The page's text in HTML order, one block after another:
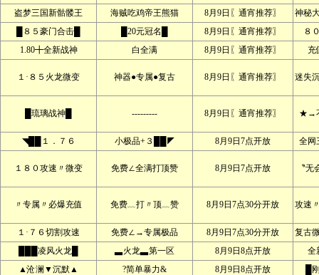
盗梦三国新骷髅王
海贼吃鸡帝王熊猫 8月9日〖通宵推荐〗
神秘
█８５豪门合击█
█20元冠名█ 8月9日〖通宵推荐〗
８
1.80╋全新战神
白全满 8月9日〖通宵推荐〗 充
１·８５火龙微变 神器●专属●复古 8月9日〖通宵推荐〗 迷失
█琉璃战神█ --------- 8月9日〖通宵推荐〗 ★→
◥██１．７６ 小极品+３██◤ 8月9日7点开放 全网
１８０攻速〃微变 免费∠全满打顶赞 8月9日7点开放 〝
〃专属〃必爆充值 免费﹏打〃顶﹏赞 8月9日7点30分开放 攻速
１·７６切割攻速 免费∠→专属极品 8月9日7点30分开放
复古
███凌风火龙█
▃火龙▃第一区 8月9日8点开放
全
▲沧澜▼沉默▲
?简单暴力& 8月9日8点开放
█